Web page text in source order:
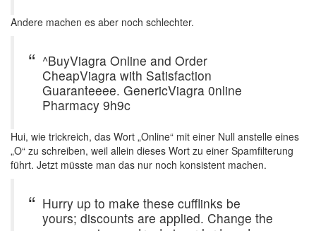
Andere machen es aber noch schlechter.
^BuyViagra Online and Order
CheapViagra with Satisfaction
Guaranteeee. GenericViagra 0nline
Pharmacy 9h9c
Hui, wie trickreich, das Wort „Online“ mit einer Null anstelle eines
„O“ zu schreiben, weil allein dieses Wort zu einer Spamfilterung
führt. Jetzt müsste man das nur noch konsistent machen.
Hurry up to make these cufflinks be
yours; discounts are applied. Change the